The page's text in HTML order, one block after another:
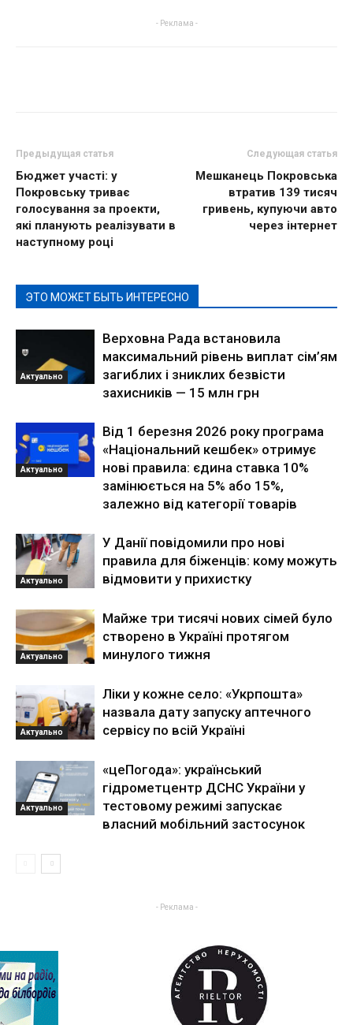
- Реклама -
Предыдущая статья
Бюджет участі: у
Покровську триває
голосування за проекти,
які планують реалізувати в
наступному році
Следующая статья
Мешканець Покровська
втратив 139 тисяч
гривень, купуючи авто
через інтернет
ЭТО МОЖЕТ БЫТЬ ИНТЕРЕСНО
Актуально
Верховна Рада встановила
максимальний рівень виплат сім’ям
загиблих і зниклих безвісти
захисників — 15 млн грн
Актуально
Від 1 березня 2026 року програма
«Національний кешбек» отримує
нові правила: єдина ставка 10%
замінюється на 5% або 15%,
залежно від категорії товарів
Актуально
У Данії повідомили про нові
правила для біженців: кому можуть
відмовити у прихистку
Актуально
Майже три тисячі нових сімей було
створено в Україні протягом
минулого тижня
Актуально
Ліки у кожне село: «Укрпошта»
назвала дату запуску аптечного
сервісу по всій Україні
Актуально
«цеПогода»: український
гідрометцентр ДСНС України у
тестовому режимі запускає
власний мобільний застосунок
- Реклама -